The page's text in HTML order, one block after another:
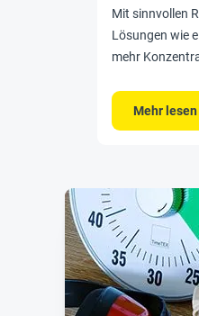
Mit sinnvollen
Lösungen wie
mehr